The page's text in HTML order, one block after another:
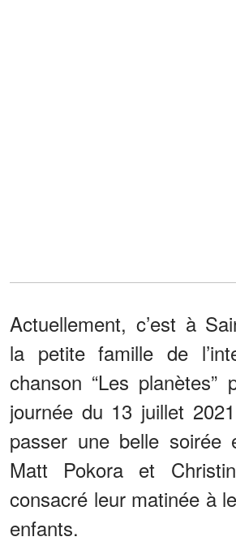
Actuellement, c’est à
la petite famille de
chanson “Les planètes”
journée du 13 juillet
passer une belle soirée
Matt Pokora et
consacré leur matinée à
enfants.